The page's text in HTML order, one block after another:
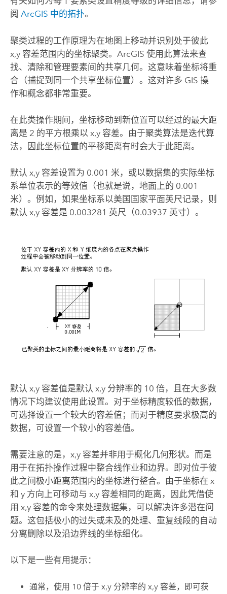
阅 ArcGIS 中的拓扑。
聚类过程的工作原理为在地图上移动并识别处于彼此
x,y 容差范围内的坐标聚类。ArcGIS 使用此算法来查
找、清除和管理要素间的共享几何。这意味着坐标将重
合（捕捉到同一个共享坐标位置）。这对许多 GIS 操
作和概念都非常重要。
在此类操作期间，坐标移动到新位置可以经过的最大距
离是 2 的平方根乘以 x,y 容差。由于聚类算法是迭代算
法，因此坐标位置的平移距离有时会大于此距离。
默认 x,y 容差设置为 0.001 米，或以数据集的实际坐标
系单位表示的等效值（也就是说，地面上的 0.001
米）。例如，如果坐标系以美国国家平面英尺记录，则
默认 x,y 容差是 0.003281 英尺（0.03937 英寸）。
默认 x,y 容差值是默认 x,y 分辨率的 10 倍，且在大多数
情况下均建议使用此设置。对于坐标精度较低的数据，
可选择设置一个较大的容差值；而对于精度要求极高的
数据，可设置一个较小的容差值。
需要注意的是，x,y 容差并非用于概化几何形状。而是
用于在拓扑操作过程中整合线作业和边界。即对位于彼
此之间极小距离范围内的坐标进行整合。由于坐标在 x
和 y 方向上可移动与 x,y 容差相同的距离，因此凭借使
用 x,y 容差的命令来处理数据集，可以解决许多潜在问
题。这包括极小的过失或未及的处理、重复线段的自动
分离删除以及沿边界线的坐标细化。
以下是一些有用提示：
通常，使用 10 倍于 x,y 分辨率的 x,y 容差，即可获